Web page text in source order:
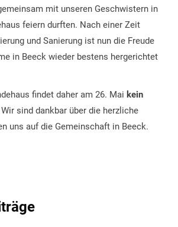
mit unseren Geschwistern in
feiern durften. Nach einer Zeit
und Sanierung ist nun die Freude
in Beeck wieder bestens hergerichtet
findet daher am 26. Mai kein
sind dankbar über die herzliche
uns auf die Gemeinschaft in Beeck.